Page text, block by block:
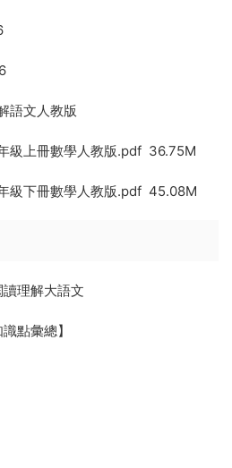
語文人教版
級上冊數學人教版.pdf 36.75M
級下冊數學人教版.pdf 45.08M
理解大語文
點彙總】